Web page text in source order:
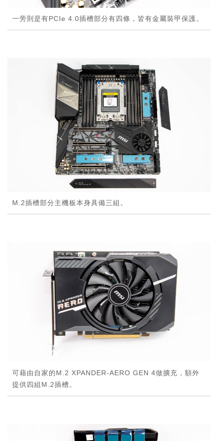
一旁則是有PCIe 4.0插槽部分有四條，皆有金屬裝甲保護。
M.2插槽部分主機板本身具備三組。
可藉由自家的M.2 XPANDER-AERO GEN 4做擴充，額外
提供四組M.2插槽。